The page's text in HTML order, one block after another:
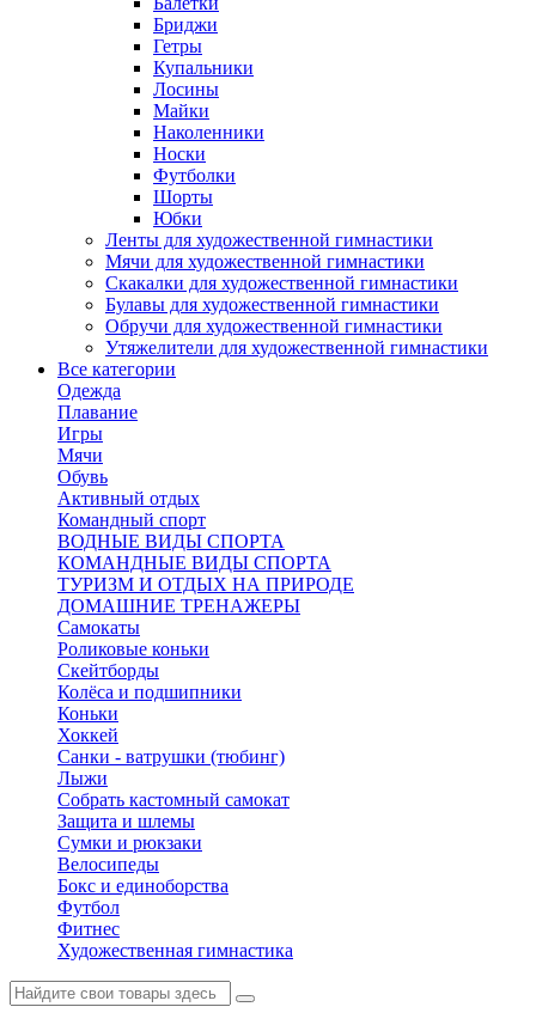
Бриджи
Гетры
Купальники
Лосины
Майки
Наколенники
Носки
Футболки
Шорты
Юбки
Ленты для художественной гимнастики
Мячи для художественной гимнастики
Скакалки для художественной гимнастики
Булавы для художественной гимнастики
Обручи для художественной гимнастики
Утяжелители для художественной гимнастики
Все категории
Одежда
Плавание
Игры
Мячи
Обувь
Активный отдых
Командный спорт
ВОДНЫЕ ВИДЫ СПОРТА
КОМАНДНЫЕ ВИДЫ СПОРТА
ТУРИЗМ И ОТДЫХ НА ПРИРОДЕ
ДОМАШНИЕ ТРЕНАЖЕРЫ
Самокаты
Роликовые коньки
Скейтборды
Колёса и подшипники
Коньки
Хоккей
Санки - ватрушки (тюбинг)
Лыжи
Собрать кастомный самокат
Защита и шлемы
Сумки и рюкзаки
Велосипеды
Бокс и единоборства
Футбол
Фитнес
Художественная гимнастика